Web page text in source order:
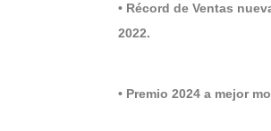
• Récord de Ventas
2022.
• Premio 2024 a mejor